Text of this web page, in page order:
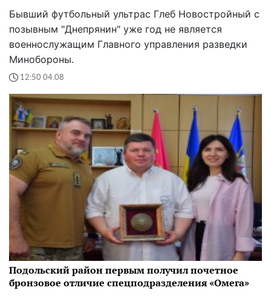
Бывший футбольный ультрас Глеб Новостройный с
позывным "Днепрянин" уже год не является
военнослужащим Главного управления разведки
Минобороны.
12:50 04.08
Подольский район первым получил почетное
бронзовое отличие спецподразделения «Омега»